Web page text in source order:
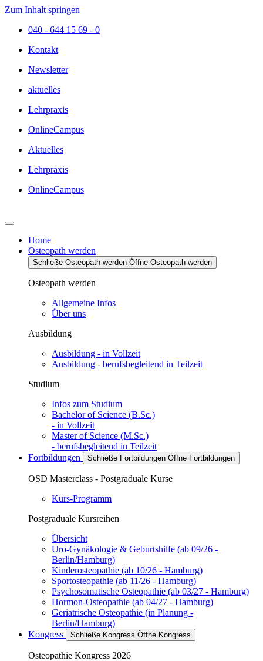
Zum Inhalt springen
040 - 644 15 69 - 0
Kontakt
Newsletter
aktuelles
Lehrpraxis
OnlineCampus
Aktuelles
Lehrpraxis
OnlineCampus
Home
Osteopath werden
Schließe Osteopath werden Öffne Osteopath werden
Osteopath werden
Allgemeine Infos
Über uns
Ausbildung
Ausbildung - in Vollzeit
Ausbildung - berufsbegleitend in Teilzeit
Studium
Infos zum Studium
Bachelor of Science (B.Sc.)
- in Vollzeit
Master of Science (M.Sc.)
- berufsbegleitend in Teilzeit
Fortbildungen
Schließe Fortbildungen Öffne Fortbildungen
OSD Masterclass - Postgraduale Kurse
Kurs-Programm
Postgraduale Kursreihen
Übersicht
Uro-Gynäkologie & Geburtshilfe (ab 09/26 -
Berlin/Hamburg)
Kinderosteopathie (ab 10/26 - Hamburg)
Sportosteopathie (ab 11/26 - Hamburg)
Psychosomatische Osteopathie (ab 03/27 - Hamburg)
Hormon-Osteopathie (ab 04/27 - Hamburg)
Geriatrische Osteopathie (in Planung -
Berlin/Hamburg)
Kongress
Schließe Kongress Öffne Kongress
Osteopathie Kongress 2026